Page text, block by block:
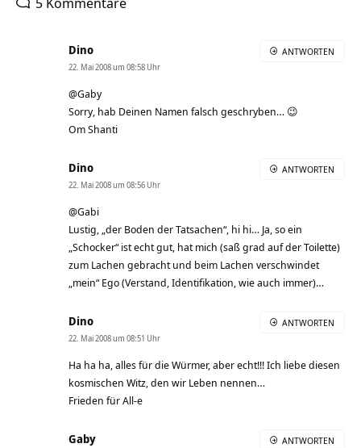
Dino
22. Mai 2008 um 08:58 Uhr
@Gaby
Sorry, hab Deinen Namen falsch geschryben… 😉
Om Shanti
ANTWORTEN
Dino
22. Mai 2008 um 08:56 Uhr
@Gabi
Lustig, „der Boden der Tatsachen“, hi hi… Ja, so ein
„Schocker“ ist echt gut, hat mich (saß grad auf der Toilette)
zum Lachen gebracht und beim Lachen verschwindet
„mein“ Ego (Verstand, Identifikation, wie auch immer)…
ANTWORTEN
Dino
22. Mai 2008 um 08:51 Uhr
Ha ha ha, alles für die Würmer, aber echt!!! Ich liebe diesen
kosmischen Witz, den wir Leben nennen…
Frieden für All-e
ANTWORTEN
Gaby ANTWORTEN